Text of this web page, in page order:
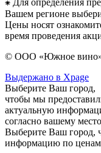
⁕ Для определения
Вашем регионе
Цены носят
время проведения
© ООО «Южное
Выдержано в Xpage
Выберите Ваш город,
чтобы мы
актуальную
согласно вашему
Выберите Ваш город,
информацию по